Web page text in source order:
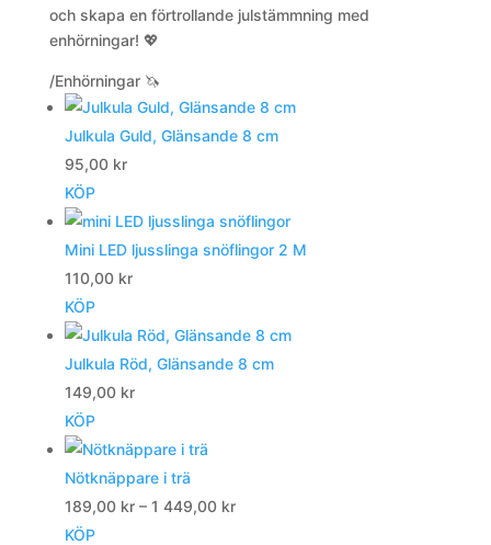
och skapa en förtrollande julstämmning med
enhörningar! 💖
/Enhörningar 🦄
Julkula Guld, Glänsande 8 cm
95,00 kr
KÖP
Mini LED ljusslinga snöflingor 2 M
110,00 kr
KÖP
Julkula Röd, Glänsande 8 cm
149,00 kr
KÖP
Nötknäppare i trä
189,00 kr – 1 449,00 krPrisintervall:
KÖP